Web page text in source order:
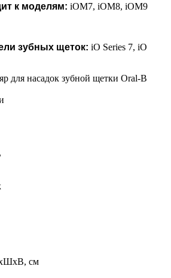
к моделям: iOM7, iOM8, iOM9
зубных щеток: iO Series 7, iO
для насадок зубной щетки Oral-B
см